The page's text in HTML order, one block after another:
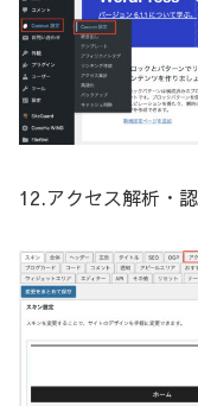
12.アクセス解析・